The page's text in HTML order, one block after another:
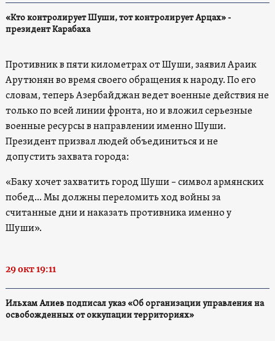
«Кто контролирует Шуши, тот контролирует Арцах» -
президент Карабаха
Противник в пяти километрах от Шуши, заявил Араик
Арутюнян во время своего обращения к народу. По его
словам, теперь Азербайджан ведет военные действия не
только по всей линии фронта, но и вложил серьезные
военные ресурсы в направлении именно Шуши.
Президент призвал людей объединиться и не
допустить захвата города:
«Баку хочет захватить город Шуши – символ армянских
побед… Мы должны переломить ход войны за
считанные дни и наказать противника именно у
Шуши».
29 окт 19:11
Ильхам Алиев подписал указ «Об организации управления на
освобожденных от оккупации территориях»